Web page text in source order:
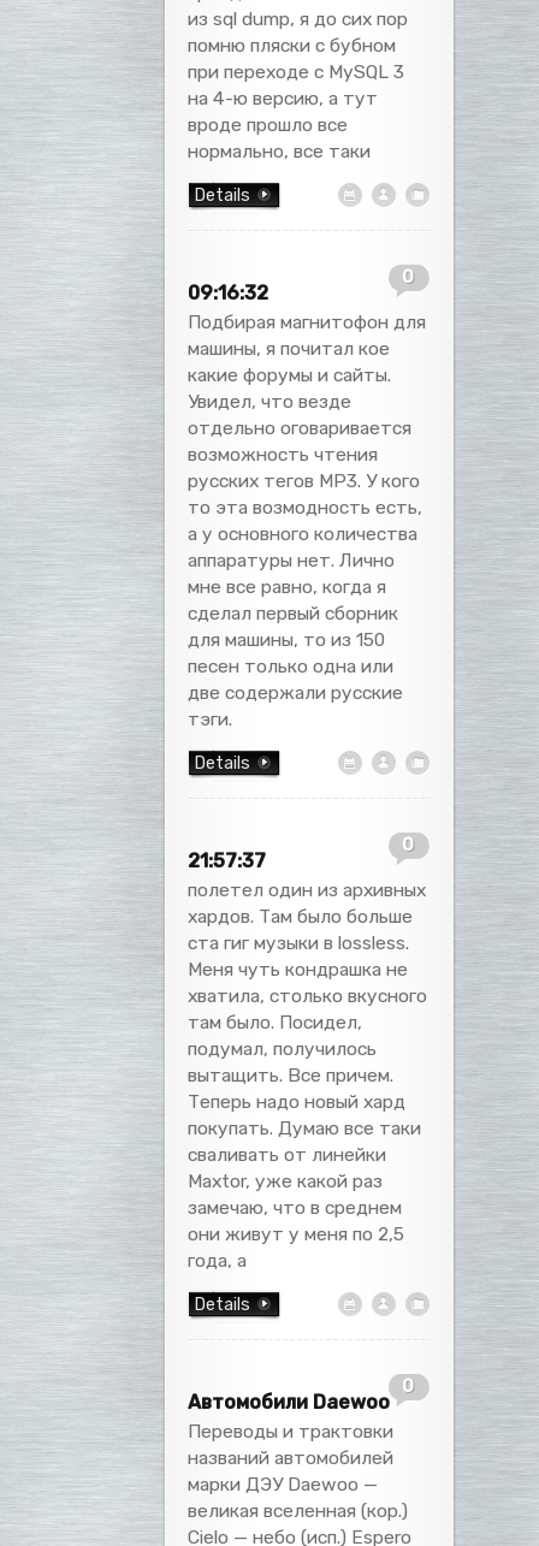
из sql dump, я до сих пор
помню пляски с бубном
при переходе с MySQL 3
на 4-ю версию, а тут
вроде прошло все
нормально, все таки
Details
0
09:16:32
Подбирая магнитофон для
машины, я почитал кое
какие форумы и сайты.
Увидел, что везде
отдельно оговаривается
возможность чтения
русских тегов MP3. У кого
то эта возмодность есть,
а у основного количества
аппаратуры нет. Лично
мне все равно, когда я
сделал первый сборник
для машины, то из 150
песен только одна или
две содержали русские
тэги.
Details
0
21:57:37
полетел один из архивных
хардов. Там было больше
ста гиг музыки в lossless.
Меня чуть кондрашка не
хватила, столько вкусного
там было. Посидел,
подумал, получилось
вытащить. Все причем.
Теперь надо новый хард
покупать. Думаю все таки
сваливать от линейки
Maxtor, уже какой раз
замечаю, что в среднем
они живут у меня по 2,5
года, а
Details
0
Автомобили Daewoo
Переводы и трактовки
названий автомобилей
марки ДЭУ Daewoo —
великая вселенная (кор.)
Cielo — небо (исп.) Espero